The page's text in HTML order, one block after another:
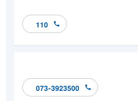
110
073-3923500